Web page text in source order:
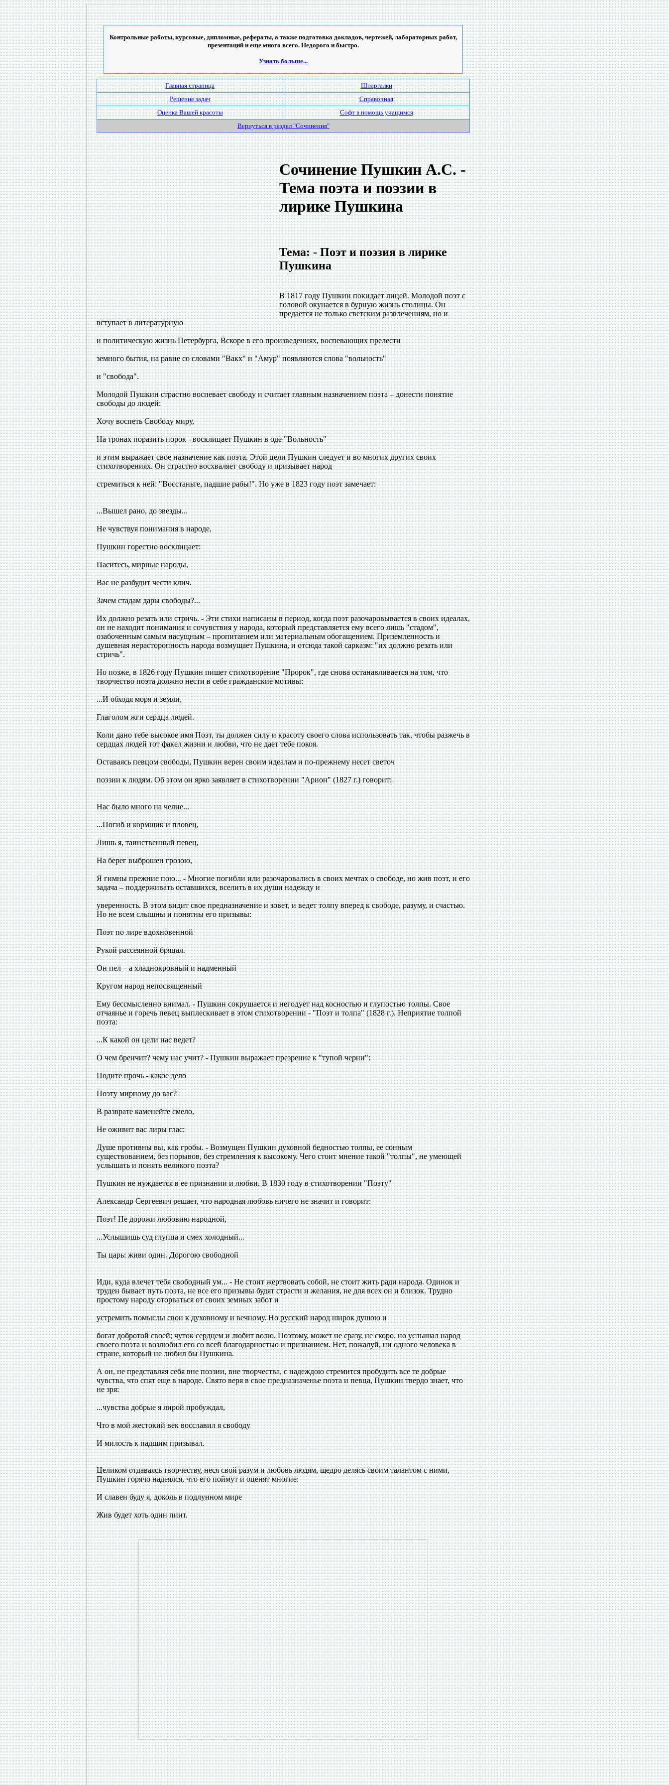
Контрольные работы, курсовые, дипломные, рефераты, а также подготовка докладов, чертежей, лабораторных работ,
презентаций и еще много всего. Недорого и быстро.
Узнать больше...
Главная страница
Шпаргалки
Решение задач
Справочная
Оценка Вашей красоты
Софт в помощь учащимся
Вернуться в раздел "Сочинения"
Сочинение Пушкин А.С. -
Тема поэта и поэзии в
лирике Пушкина
Тема: - Поэт и поэзия в лирике
Пушкина
В 1817 году Пушкин покидает лицей. Молодой поэт с
головой окунается в бурную жизнь столицы. Он
предается не только светским развлечениям, но и
вступает в литературную
и политическую жизнь Петербурга, Вскоре в его произведениях, воспевающих прелести
земного бытия, на равне со словами "Вакх" и "Амур" появляются слова "вольность"
и "свобода".
Молодой Пушкин страстно воспевает свободу и считает главным назначением поэта – донести понятие
свободы до людей:
Хочу воспеть Свободу миру,
На тронах поразить порок - восклицает Пушкин в оде "Вольность"
и этим выражает свое назначение как поэта. Этой цели Пушкин следует и во многих других своих
стихотворениях. Он страстно восхваляет свободу и призывает народ
стремиться к ней: "Восстаньте, падшие рабы!". Но уже в 1823 году поэт замечает:
...Вышел рано, до звезды...
Не чувствуя понимания в народе,
Пушкин горестно восклицает:
Паситесь, мирные народы,
Вас не разбудит чести клич.
Зачем стадам дары свободы?...
Их должно резать или стричь. - Эти стихи написаны в период, когда поэт разочаровывается в своих идеалах,
он не находит понимания и сочувствия у народа, который представляется ему всего лишь "стадом",
озабоченным самым насущным – пропитанием или материальным обогащением. Приземленность и
душевная нерасторопность народа возмущает Пушкина, и отсюда такой сарказм: "их должно резать или
стричь".
Но позже, в 1826 году Пушкин пишет стихотворение "Пророк", где снова останавливается на том, что
творчество поэта должно нести в себе гражданские мотивы:
...И обходя моря и земли,
Глаголом жги сердца людей.
Коли дано тебе высокое имя Поэт, ты должен силу и красоту своего слова использовать так, чтобы разжечь в
сердцах людей тот факел жизни и любви, что не дает тебе покоя.
Оставаясь певцом свободы, Пушкин верен своим идеалам и по-прежнему несет светоч
поэзии к людям. Об этом он ярко заявляет в стихотворении "Арион" (1827 г.) говорит:
Нас было много на челне...
...Погиб и кормщик и пловец,
Лишь я, таинственный певец,
На берег выброшен грозою,
Я гимны прежние пою... - Многие погибли или разочаровались в своих мечтах о свободе, но жив поэт, и его
задача – поддерживать оставшихся, вселить в их души надежду и
уверенность. В этом видит свое предназначение и зовет, и ведет толпу вперед к свободе, разуму, и счастью.
Но не всем слышны и понятны его призывы:
Поэт по лире вдохновенной
Рукой рассеянной бряцал.
Он пел – а хладнокровный и надменный
Кругом народ непосвященный
Ему бессмысленно внимал. - Пушкин сокрушается и негодует над косностью и глупостью толпы. Свое
отчаянье и горечь певец выплескивает в этом стихотворении - "Поэт и толпа" (1828 г.). Неприятие толпой
поэта:
...К какой он цели нас ведет?
О чем бренчит? чему нас учит? - Пушкин выражает презрение к "тупой черни":
Подите прочь - какое дело
Поэту мирному до вас?
В разврате каменейте смело,
Не оживит вас лиры глас:
Душе противны вы, как гробы. - Возмущен Пушкин духовной бедностью толпы, ее сонным
существованием, без порывов, без стремления к высокому. Чего стоит мнение такой "толпы", не умеющей
услышать и понять великого поэта?
Пушкин не нуждается в ее признании и любви. В 1830 году в стихотворении "Поэту"
Александр Сергеевич решает, что народная любовь ничего не значит и говорит:
Поэт! Не дорожи любовию народной,
...Услышишь суд глупца и смех холодный...
Ты царь: живи один. Дорогою свободной
Иди, куда влечет тебя свободный ум... - Не стоит жертвовать собой, не стоит жить ради народа. Одинок и
труден бывает путь поэта, не все его призывы будят страсти и желания, не для всех он и близок. Трудно
простому народу оторваться от своих земных забот и
устремить помыслы свои к духовному и вечному. Но русский народ широк душою и
богат добротой своей; чуток сердцем и любит волю. Поэтому, может не сразу, не скоро, но услышал народ
своего поэта и возлюбил его со всей благодарностью и признанием. Нет, пожалуй, ни одного человека в
стране, который не любил бы Пушкина.
А он, не представляя себя вне поэзии, вне творчества, с надеждою стремится пробудить все те добрые
чувства, что спят еще в народе. Свято веря в свое предназначенье поэта и певца, Пушкин твердо знает, что
не зря:
...чувства добрые я лирой пробуждал,
Что в мой жестокий век восславил я свободу
И милость к падшим призывал.
Целиком отдаваясь творчеству, неся свой разум и любовь людям, щедро делясь своим талантом с ними,
Пушкин горячо надеялся, что его поймут и оценят многие:
И славен буду я, доколь в подлунном мире
Жив будет хоть один пиит.